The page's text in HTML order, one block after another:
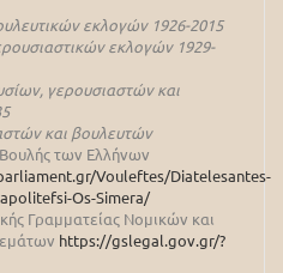
εκλογών 1926-2015
εκλογών 1929-
γερουσιαστών και
και βουλευτών
Βουλής των Ελλήνων
Vouleftes/Diatelesantes-
Os-Simera/
Γραμματείας Νομικών και
https://gslegal.gov.gr/?